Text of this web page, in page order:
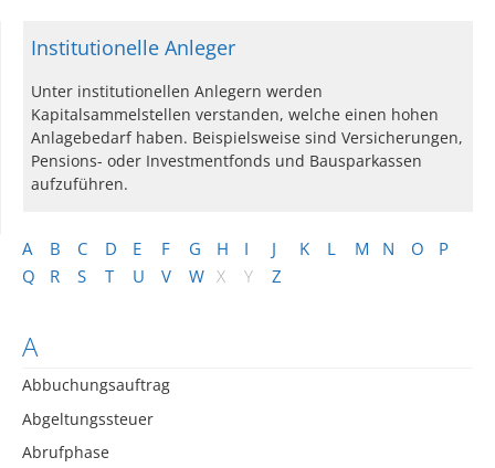
A B C D E F G H I J K L M N O
P
Q
R S T U V W X Y Z
A
Abbuchungsauftrag
Abgeltungssteuer
Abrufphase
Institutionelle Anleger
Unter institutionellen Anlegern werden
Kapitalsammelstellen verstanden, welche einen hohen
Anlagebedarf haben. Beispielsweise sind Versicherungen,
Pensions- oder Investmentfonds und Bausparkassen
aufzuführen.